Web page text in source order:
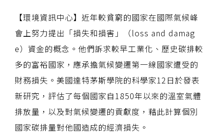
【環境資訊中心】近年較貧窮的國家在國際氣候峰
會上努力提出「損失和損害」（loss and damag
e）資金的概念。他們訴求較早工業化、歷史碳排較
多的富裕國家，應承擔氣候變遷第一線國家遭受的
財務損失。美國達特茅斯學院的科學家12日於發表
新研究，評估了每個國家自1850年以來的溫室氣體
排放量，以及對氣候變遷的貢獻度，藉此計算個別
國家碳排量對他國造成的經濟損失。